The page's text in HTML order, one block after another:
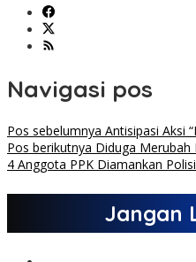
Navigasi pos
Pos sebelumnya Antisipasi Aksi
Pos berikutnya Diduga Merubah
4 Anggota PPK Diamankan Polisi
Jangan